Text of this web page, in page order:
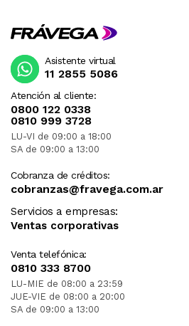
Atención al cliente:
0800 122 0338
0810 999 3728
LU-VI de 09:00 a 18:00
SA de 09:00 a 13:00
Cobranza de créditos:
cobranzas@fravega.com.ar
Servicios a empresas:
Ventas corporativas
Venta telefónica:
0810 333 8700
LU-MIE de 08:00 a 23:59
JUE-VIE de 08:00 a 20:00
SA de 09:00 a 13:00
Asistente virtual
11 2855 5086